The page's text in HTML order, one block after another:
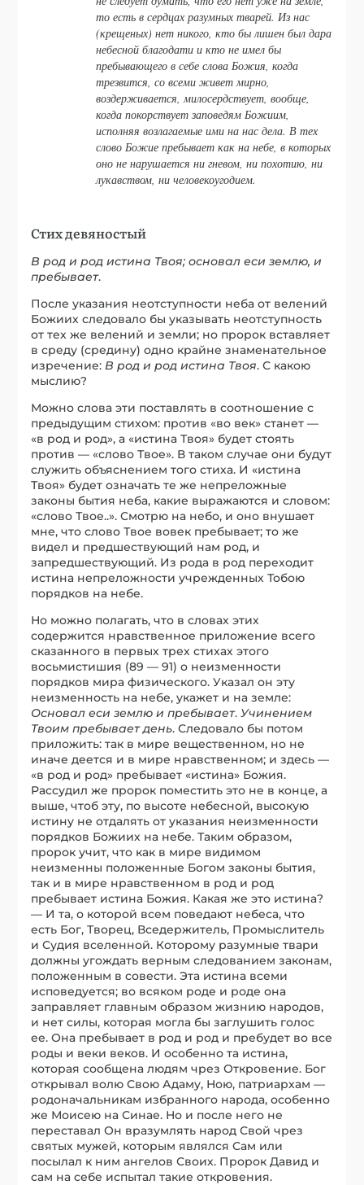
то есть в сердцах разумных тварей. Из нас
(крещеных) нет никого, кто бы лишен был дара
небесной благодати и кто не имел бы
пребывающего в себе слова Божия, когда
трезвится, со всеми живет мирно,
воздерживается, милосердствует, вообще,
когда покорствует заповедям Божиим,
исполняя возлагаемые ими на нас дела. В тех
слово Божие пребывает как на небе, в которых
оно не нарушается ни гневом, ни похотию, ни
лукавством, ни человекоугодием.
Стих девяностый
В род и род истина Твоя; основал еси землю, и
пребывает.
После указания неотступности неба от велений
Божиих следовало бы указывать неотступность
от тех же велений и земли; но пророк вставляет
в среду (средину) одно крайне знаменательное
изречение:В род и род истина Твоя. С какою
мыслию?
Можно слова эти поставлять в соотношение с
предыдущим стихом: против «во век» станет —
«в род и род», а «истина Твоя» будет стоять
против — «слово Твое». В таком случае они будут
служить объяснением того стиха. И «истина
Твоя» будет означать те же непреложные
законы бытия неба, какие выражаются и словом:
«слово Твое..». Смотрю на небо, и оно внушает
мне, что слово Твое вовек пребывает; то же
видел и предшествующий нам род, и
запредшествующий. Из рода в род переходит
истина непреложности учрежденных Тобою
порядков на небе.
Но можно полагать, что в словах этих
содержится нравственное приложение всего
сказанного в первых трех стихах этого
восьмистишия (89 — 91) о неизменности
порядков мира физического. Указал он эту
неизменность на небе, укажет и на земле:
Основал еси землю и пребывает.Учинением
Твоим пребывает день. Следовало бы потом
приложить: так в мире вещественном, но не
иначе деется и в мире нравственном; и здесь —
«в род и род» пребывает «истина» Божия.
Рассудил же пророк поместить это не в конце, а
выше, чтоб эту, по высоте небесной, высокую
истину не отдалять от указания неизменности
порядков Божиих на небе. Таким образом,
пророк учит, что как в мире видимом
неизменны положенные Богом законы бытия,
так и в мире нравственном в род и род
пребывает истина Божия. Какая же это истина?
— И та, о которой всем поведают небеса, что
есть Бог, Творец, Вседержитель, Промыслитель
и Судия вселенной. Которому разумные твари
должны угождать верным следованием законам,
положенным в совести. Эта истина всеми
исповедуется; во всяком роде и роде она
заправляет главным образом жизнию народов,
и нет силы, которая могла бы заглушить голос
ее. Она пребывает в род и род и пребудет во все
роды и веки веков. И особенно та истина,
которая сообщена людям чрез Откровение. Бог
открывал волю Свою Адаму, Ною, патриархам —
родоначальникам избранного народа, особенно
же Моисею на Синае. Но и после него не
переставал Он вразумлять народ Свой чрез
святых мужей, которым являлся Сам или
посылал к ним ангелов Своих. Пророк Давид и
сам на себе испытал такие откровения.